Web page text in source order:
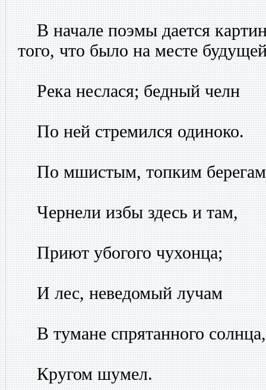
В начале поэмы дается
того, что было на месте
Река неслася; бедный челн
По ней стремился одиноко.
По мшистым, топким берегам
Чернели избы здесь и там,
Приют убогого чухонца;
И лес, неведомый лучам
В тумане спрятанного солнца,
Кругом шумел.